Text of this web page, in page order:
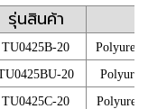
รุ่นสินค้า
TU0425B-20
20
TU0425C-20